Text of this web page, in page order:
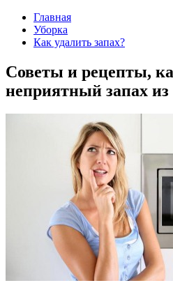
Главная
Уборка
Как удалить запах?
Советы и рецепты,
неприятный запах